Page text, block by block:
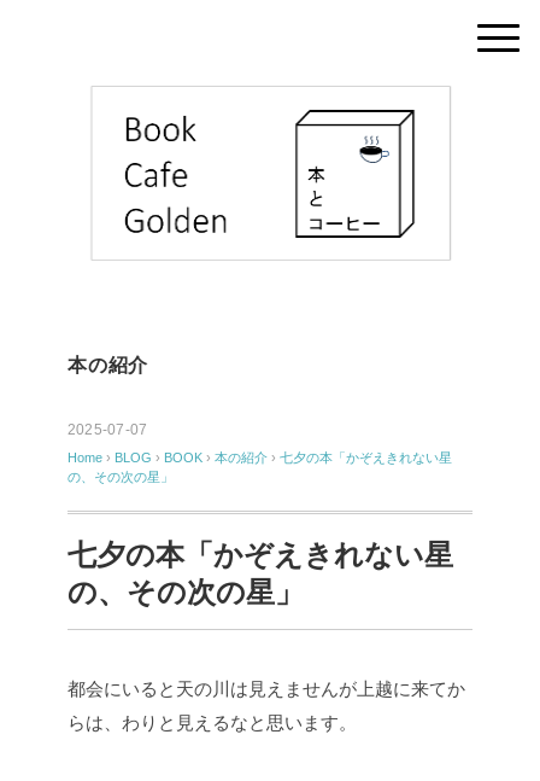
本の紹介
2025-07-07
Home › BLOG › BOOK › 本の紹介 › 七夕の本「かぞえきれない星
の、その次の星」
七夕の本「かぞえきれない星
の、その次の星」
都会にいると天の川は見えませんが上越に来てか
らは、わりと見えるなと思います。